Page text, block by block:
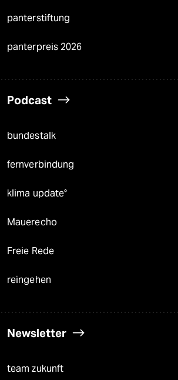
panterstiftung
panterpreis 2026
Podcast
bundestalk
fernverbindung
klima update°
Mauerecho
Freie Rede
reingehen
Newsletter
team zukunft